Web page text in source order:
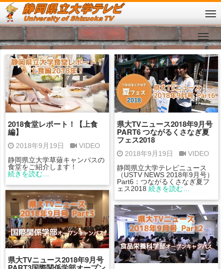
2018食堂レポート！【上食
編】
2018年9月19日
VIDEO
静岡県立大学草薙キャンパスの
食堂をご紹介します！
続きを読む…
県大TVニュース2018年9月号
PART6 つながるくさなぎ夏
フェス2018
2018年9月19日
VIDEO
静岡県立大学テレビニュース
（USTV NEWS 2018年9月号）
Part6：つながるくさなぎ夏フ
ェス2018 続きを読む…
県大TVニュース2018年9月号